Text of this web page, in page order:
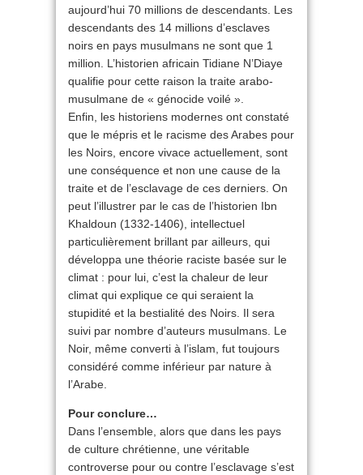
aujourd’hui 70 millions de descendants. Les
descendants des 14 millions d’esclaves
noirs en pays musulmans ne sont que 1
million. L’historien africain Tidiane N’Diaye
qualifie pour cette raison la traite arabo-
musulmane de « génocide voilé ».
Enfin, les historiens modernes ont constaté
que le mépris et le racisme des Arabes pour
les Noirs, encore vivace actuellement, sont
une conséquence et non une cause de la
traite et de l’esclavage de ces derniers. On
peut l’illustrer par le cas de l’historien Ibn
Khaldoun (1332-1406), intellectuel
particulièrement brillant par ailleurs, qui
développa une théorie raciste basée sur le
climat : pour lui, c’est la chaleur de leur
climat qui explique ce qui seraient la
stupidité et la bestialité des Noirs. Il sera
suivi par nombre d’auteurs musulmans. Le
Noir, même converti à l’islam, fut toujours
considéré comme inférieur par nature à
l’Arabe.
Pour conclure…
Dans l’ensemble, alors que dans les pays
de culture chrétienne, une véritable
controverse pour ou contre l’esclavage s’est